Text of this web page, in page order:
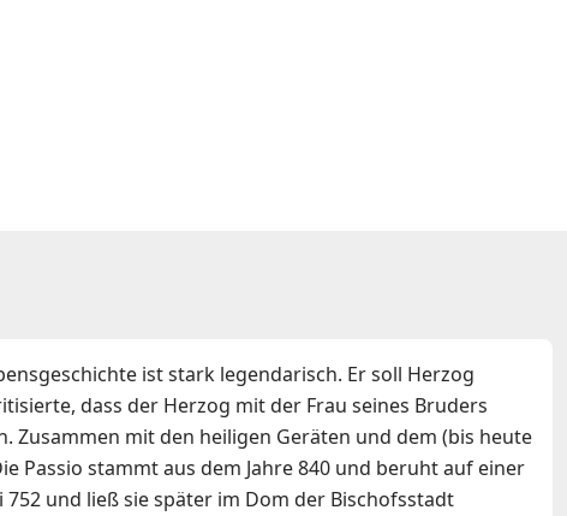
ist stark legendarisch. Er soll Herzog
dass der Herzog mit der Frau seines Bruders
mit den heiligen Geräten und dem (bis heute
Passio stammt aus dem Jahre 840 und beruht auf einer
und ließ sie später im Dom der Bischofsstadt